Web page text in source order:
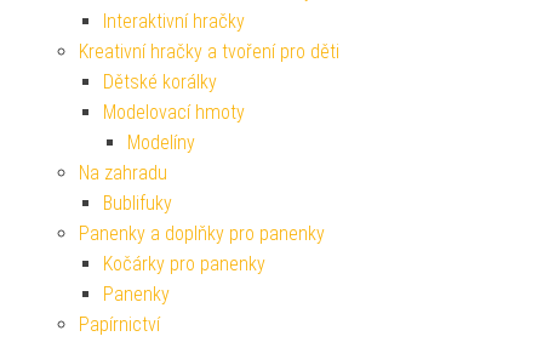
Interaktivní hračky
Kreativní hračky a tvoření pro děti
Dětské korálky
Modelovací hmoty
Modelíny
Na zahradu
Bublifuky
Panenky a doplňky pro panenky
Kočárky pro panenky
Panenky
Papírnictví